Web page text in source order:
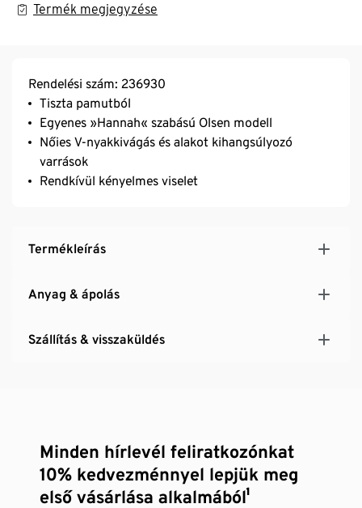
Termék megjegyzése
Rendelési szám: 236930
Tiszta pamutból
Egyenes »Hannah« szabású Olsen modell
Nőies V-nyakkivágás és alakot kihangsúlyozó
varrások
Rendkívül kényelmes viselet
Termékleírás
Anyag & ápolás
Szállítás & visszaküldés
Minden hírlevél feliratkozónkat
10% kedvezménnyel lepjük meg
első vásárlása alkalmából¹